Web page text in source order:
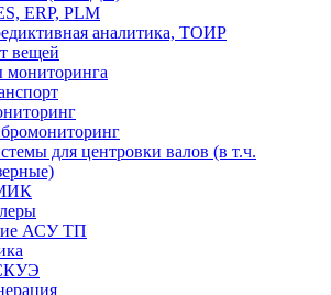
ERP, PLM
аналитика, ТОИР
вещей
мониторинга
для центровки валов (в т.ч.
АСУ ТП